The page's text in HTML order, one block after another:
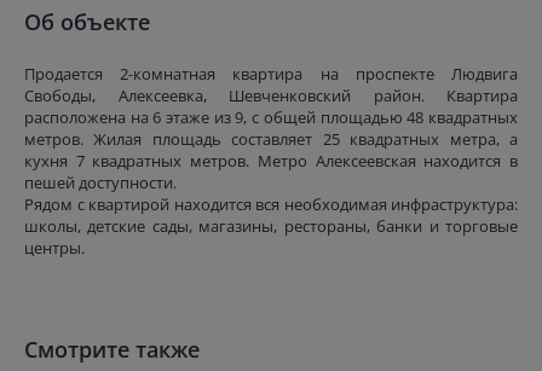
Об объекте
Продается 2-комнатная квартира на проспекте Людвига
Свободы, Алексеевка, Шевченковский район. Квартира
расположена на 6 этаже из 9, с общей площадью 48 квадратных
метров. Жилая площадь составляет 25 квадратных метра, а
кухня 7 квадратных метров. Метро Алексеевская находится в
пешей доступности.
Рядом с квартирой находится вся необходимая инфраструктура:
школы, детские сады, магазины, рестораны, банки и торговые
центры.
Смотрите также